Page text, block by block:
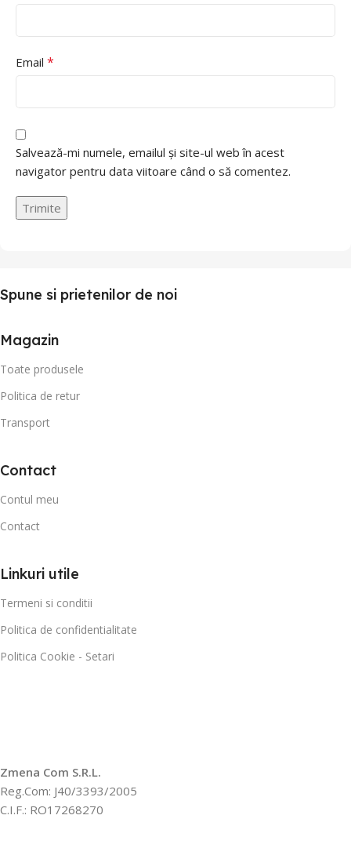
Email *
Salvează-mi numele, emailul și site-ul web în acest
navigator pentru data viitoare când o să comentez.
Spune si prietenilor de noi
Magazin
Toate produsele
Politica de retur
Transport
Contact
Contul meu
Contact
Linkuri utile
Termeni si conditii
Politica de confidentialitate
Politica Cookie - Setari
Zmena Com S.R.L.
Reg.Com: J40/3393/2005
C.I.F.: RO17268270